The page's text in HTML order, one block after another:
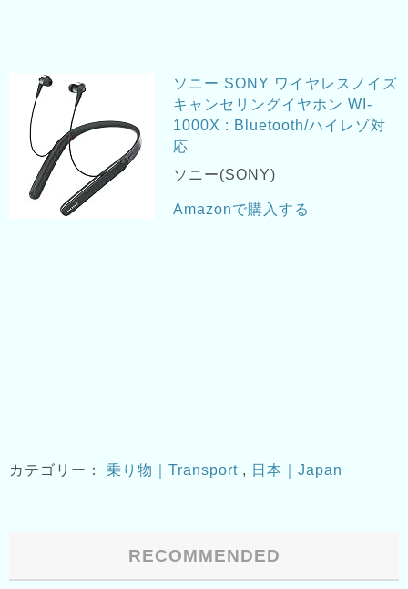
ソニー SONY ワイヤレスノイズ
キャンセリングイヤホン WI-
1000X : Bluetooth/ハイレゾ対
応
ソニー(SONY)
Amazonで購入する
カテゴリー： 乗り物｜Transport , 日本｜Japan
RECOMMENDED